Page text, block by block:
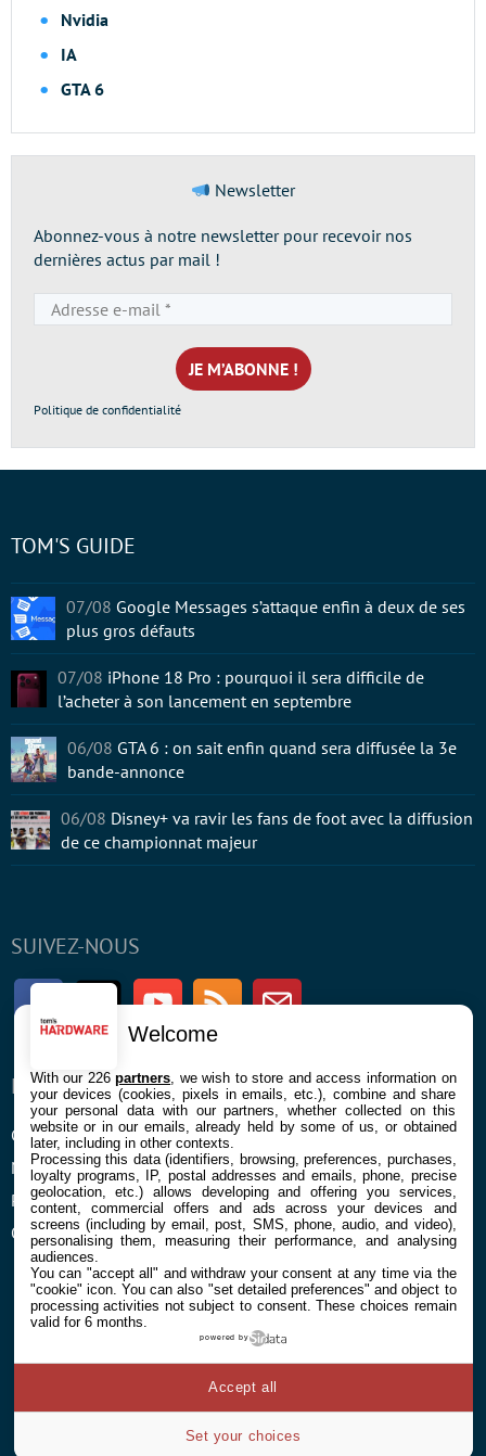
Nvidia
IA
GTA 6
Newsletter
Abonnez-vous à notre newsletter pour recevoir nos
dernières actus par mail !
e-
mail
*
Politique de confidentialité
SUIVEZ-NOUS
FacebookTwitter Youtube RSS Newsletter
ENTREPRISE
Confidentialité et Cookies
Mentions légales et CGU
Préférences Cookies
Qui sommes nous
À PROPOS
Contact
TOM'S GUIDE
07/08 Google Messages s’attaque enfin à deux de ses
plus gros défauts
07/08 iPhone 18 Pro : pourquoi il sera difficile de
l’acheter à son lancement en septembre
06/08 GTA 6 : on sait enfin quand sera diffusée la 3e
bande-annonce
06/08 Disney+ va ravir les fans de foot avec la diffusion
de ce championnat majeur
Welcome
With our 226partners , we wish to store and access information on
your devices (cookies, pixels in emails, etc.), combine and share
your personal data with our partners, whether collected on this
website or in our emails, already held by some of us, or obtained
later, including in other contexts.
Processing this data (identifiers, browsing, preferences, purchases,
loyalty programs, IP, postal addresses and emails, phone, precise
geolocation, etc.) allows developing and offering you services,
content, commercial offers and ads across your devices and
screens (including by email, post, SMS, phone, audio, and video),
personalising them, measuring their performance, and analysing
audiences.
You can "accept all" and withdraw your consent at any time via the
"cookie" icon. You can also "set detailed preferences" and object to
processing activities not subject to consent. These choices remain
valid for 6 months.
powered by
Set your choices
Accept all